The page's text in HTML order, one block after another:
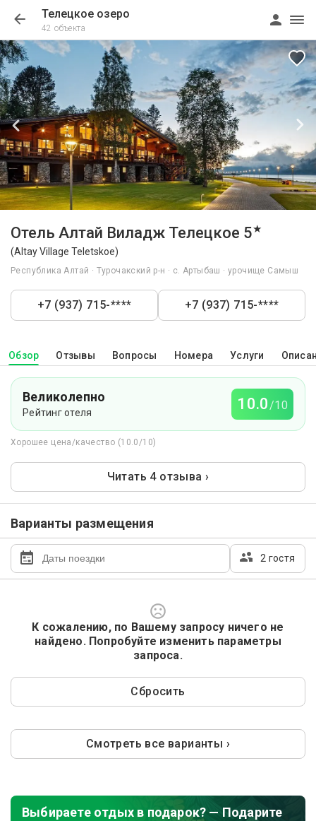
Телецкое озеро
42 объекта
Отель Алтай Виладж Телецкое 5★
(Altay Village Teletskoe)
Республика Алтай · Турочакский р-н · с. Артыбаш · урочище Самыш
+7 (937) 715-**** +7 (937) 715-****
Обзор Отзывы Вопросы Номера Услуги
Великолепно
Рейтинг отеля 10.0/10
Хорошее цена/качество (10.0/10)
Читать 4 отзыва ›
Варианты размещения
2 гостя
К сожалению, по Вашему запросу ничего не
найдено. Попробуйте изменить параметры
запроса.
Сбросить
Смотреть все варианты ›
Выбираете отдых в подарок? — Подарите